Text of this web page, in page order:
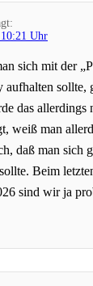
Uhr
sich mit der
aufhalten sollte,
das allerdings
weiß man
daß man sich
Beim
sind wir ja